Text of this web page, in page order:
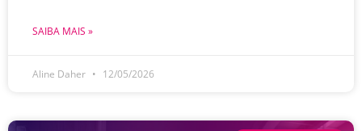
SAIBA MAIS »
Aline Daher 12/05/2026